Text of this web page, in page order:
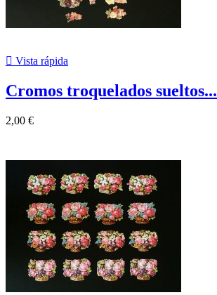
 Vista rápida
Cromos troquelados sueltos...
2,00 €